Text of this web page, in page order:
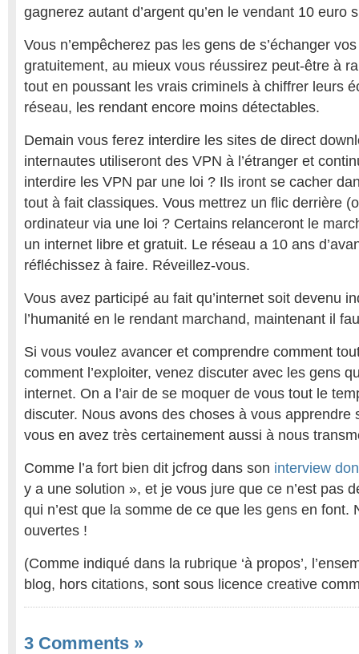
gagnerez autant d’argent qu’en le vendant 10 euro
Vous n’empêcherez pas les gens de s’échanger
gratuitement, au mieux vous réussirez peut-être à
tout en poussant les vrais criminels à chiffrer leurs
réseau, les rendant encore moins détectables.
Demain vous ferez interdire les sites de direct
internautes utiliseront des VPN à l’étranger et
interdire les VPN par une loi ? Ils iront se cacher
tout à fait classiques. Vous mettrez un flic derrière
ordinateur via une loi ? Certains relanceront le
un internet libre et gratuit. Le réseau a 10 ans
réfléchissez à faire. Réveillez-vous.
Vous avez participé au fait qu’internet soit devenu
l’humanité en le rendant marchand, maintenant il
Si vous voulez avancer et comprendre comment
comment l’exploiter, venez discuter avec les gens
internet. On a l’air de se moquer de vous tout le
discuter. Nous avons des choses à vous apprendre
vous en avez très certainement aussi à nous
Comme l’a fort bien dit jcfrog dans son interview
y a une solution », et je vous jure que ce n’est pas
qui n’est que la somme de ce que les gens en font.
ouvertes !
(Comme indiqué dans la rubrique ‘à propos’,
blog, hors citations, sont sous licence creative
3 Comments »